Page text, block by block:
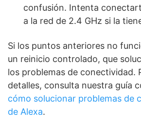
confusión. Intenta
a la red de 2.4 GHz si la
Si los puntos anteriores no
un reinicio controlado, que
los problemas de conectividad.
detalles, consulta nuestra guía
cómo solucionar problemas de
de Alexa.